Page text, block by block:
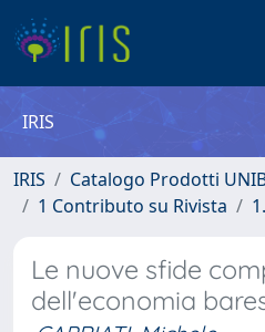
IRIS
IRIS
Catalogo Prodotti
1 Contributo su Rivista
Le nuove sfide
dell'economia